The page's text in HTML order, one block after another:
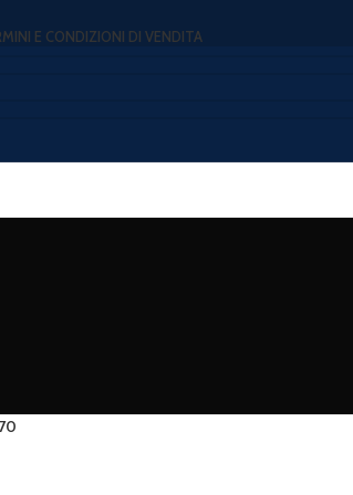
E CONDIZIONI DI VENDITA